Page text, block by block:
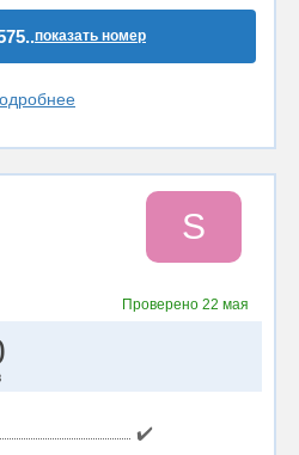
показать номер
S
Проверено 22 мая
✔️